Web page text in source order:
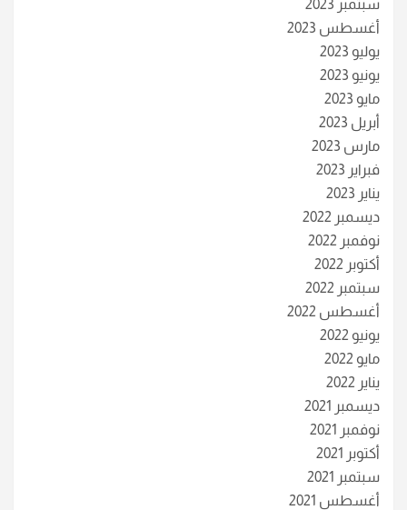
سبتمبر 2023
أغسطس 2023
يوليو 2023
يونيو 2023
مايو 2023
أبريل 2023
مارس 2023
فبراير 2023
يناير 2023
ديسمبر 2022
نوفمبر 2022
أكتوبر 2022
سبتمبر 2022
أغسطس 2022
يونيو 2022
مايو 2022
يناير 2022
ديسمبر 2021
نوفمبر 2021
أكتوبر 2021
سبتمبر 2021
أغسطس 2021